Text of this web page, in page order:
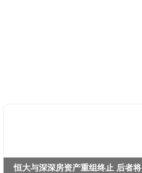
恒大与深深房资产重组终止 后者将